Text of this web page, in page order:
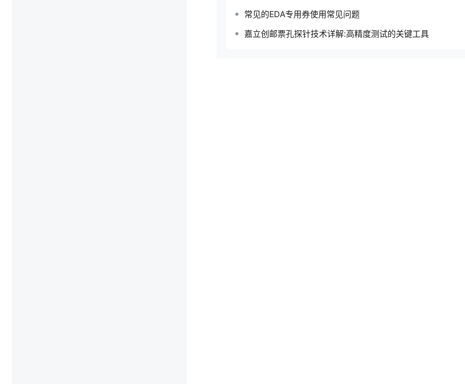
常见的EDA专用券使用常见问题
嘉立创邮票孔探针技术详解:高精度测试的关键工具